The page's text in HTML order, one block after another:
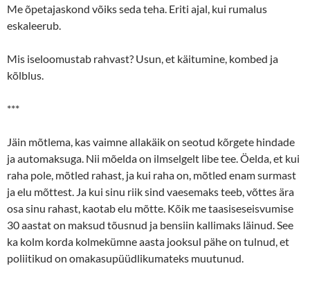
Me õpetajaskond võiks seda teha. Eriti ajal, kui rumalus
eskaleerub.
Mis iseloomustab rahvast? Usun, et käitumine, kombed ja
kõlblus.
***
Jäin mõtlema, kas vaimne allakäik on seotud kõrgete hindade
ja automaksuga. Nii mõelda on ilmselgelt libe tee. Öelda, et kui
raha pole, mõtled rahast, ja kui raha on, mõtled enam surmast
ja elu mõttest. Ja kui sinu riik sind vaesemaks teeb, võttes ära
osa sinu rahast, kaotab elu mõtte. Kõik me taasiseseisvumise
30 aastat on maksud tõusnud ja bensiin kallimaks läinud. See
ka kolm korda kolmekümne aasta jooksul pähe on tulnud, et
poliitikud on omakasupüüdlikumateks muutunud.